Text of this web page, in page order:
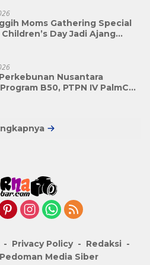
Moms Gathering Special
Day Jadi Ajang
Nusantara
B50, PTPN IV PalmCo
Privacy Policy
Redaksi
Pedoman Media Siber